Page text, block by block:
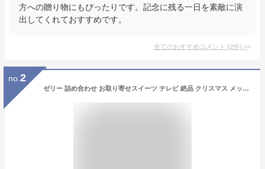
方への贈り物にもぴったりです。記念に残る一日を素敵に演
出してくれておすすめです。
全てのおすすめコメント (2件) >
no. 2
ゼリー 詰め合わせ お取り寄せスイーツ テレビ 絶品 クリスマス メッセージ ハーバリウム ギフト おしゃれ フルーツ ジュレ 4個入 プレゼ